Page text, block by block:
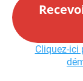
Cliquez-ici